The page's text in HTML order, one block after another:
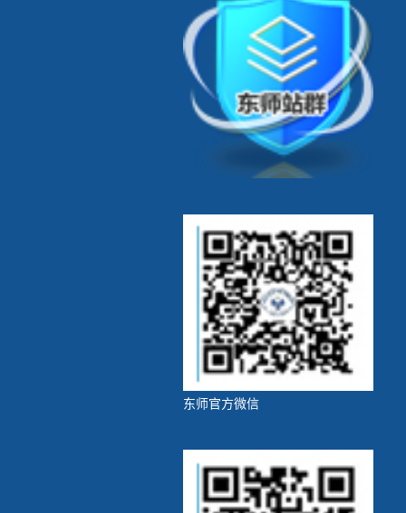
东师官方微信